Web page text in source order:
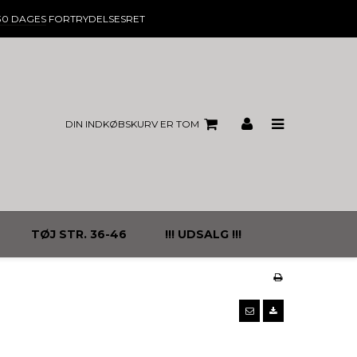
DAGESFORTRYDELSESRET
DIN INDKØBSKURV ER TOM
TØJ STR. 36-46 !!! UDSALG !!!